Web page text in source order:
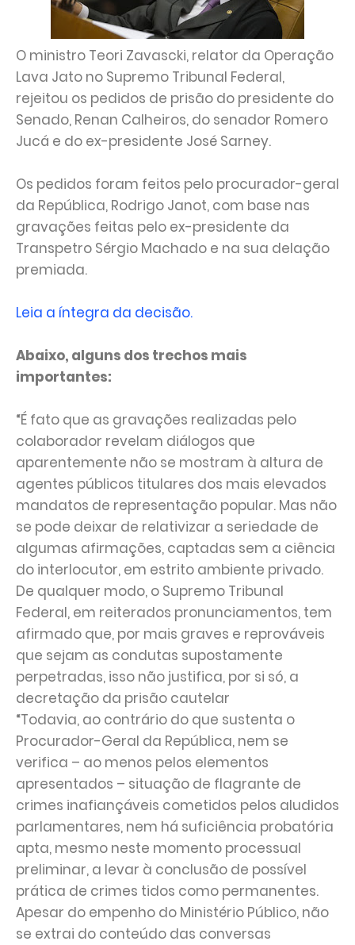
O ministro Teori Zavascki, relator da Operação
Lava Jato no Supremo Tribunal Federal,
rejeitou os pedidos de prisão do presidente do
Senado, Renan Calheiros, do senador Romero
Jucá e do ex-presidente José Sarney.
Os pedidos foram feitos pelo procurador-geral
da República, Rodrigo Janot, com base nas
gravações feitas pelo ex-presidente da
Transpetro Sérgio Machado e na sua delação
premiada.
Leia a íntegra da decisão.
Abaixo, alguns dos trechos mais
importantes:
“É fato que as gravações realizadas pelo
colaborador revelam diálogos que
aparentemente não se mostram à altura de
agentes públicos titulares dos mais elevados
mandatos de representação popular. Mas não
se pode deixar de relativizar a seriedade de
algumas afirmações, captadas sem a ciência
do interlocutor, em estrito ambiente privado.
De qualquer modo, o Supremo Tribunal
Federal, em reiterados pronunciamentos, tem
afirmado que, por mais graves e reprováveis
que sejam as condutas supostamente
perpetradas, isso não justifica, por si só, a
decretação da prisão cautelar
“Todavia, ao contrário do que sustenta o
Procurador-Geral da República, nem se
verifica – ao menos pelos elementos
apresentados – situação de flagrante de
crimes inafiançáveis cometidos pelos aludidos
parlamentares, nem há suficiência probatória
apta, mesmo neste momento processual
preliminar, a levar à conclusão de possível
prática de crimes tidos como permanentes.
Apesar do empenho do Ministério Público, não
se extrai do conteúdo das conversas